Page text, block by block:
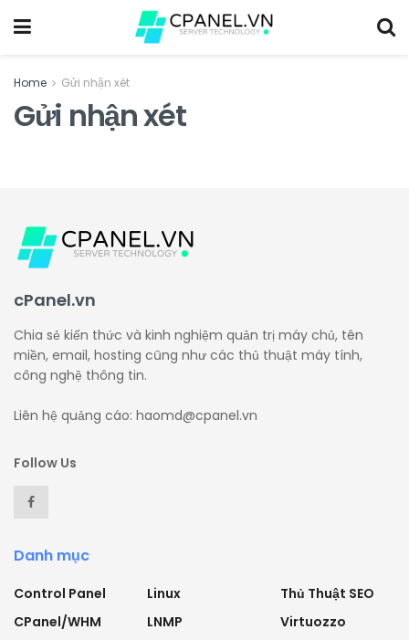
Home Gửi nhận xét
Gửi nhận xét
cPanel.vn
Chia sẻ kiến thức và kinh nghiệm quản trị máy chủ, tên
miền, email, hosting cũng như các thủ thuật máy tính,
công nghệ thông tin.
Liên hệ quảng cáo: haomd@cpanel.vn
Follow Us
Danh mục
Control Panel
CPanel/WHM
Linux
LNMP
Thủ Thuật SEO
Virtuozzo